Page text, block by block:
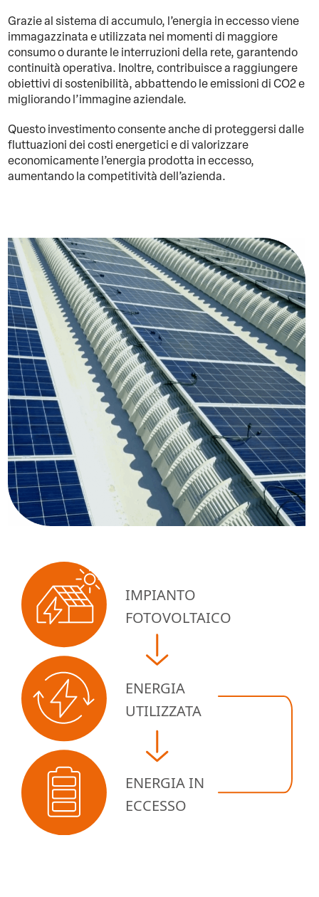
Grazie al sistema di accumulo, l’energia in eccesso viene
immagazzinata e utilizzata nei momenti di maggiore
consumo o durante le interruzioni della rete, garantendo
continuità operativa. Inoltre, contribuisce a raggiungere
obiettivi di sostenibilità, abbattendo le emissioni di CO2 e
migliorando l’immagine aziendale.
Questo investimento consente anche di proteggersi dalle
fluttuazioni dei costi energetici e di valorizzare
economicamente l’energia prodotta in eccesso,
aumentando la competitività dell’azienda.